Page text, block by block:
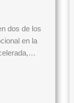
dos de los
en la